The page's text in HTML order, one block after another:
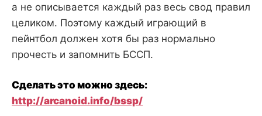
а не описывается каждый раз весь свод правил
целиком. Поэтому каждый играющий в
пейнтбол должен хотя бы раз нормально
прочесть и запомнить БССП.
Сделать это можно здесь:
http://arcanoid.info/bssp/